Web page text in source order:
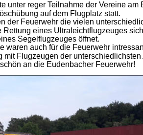
unter reger Teilnahme der Vereine
auf dem Flugplatz statt.
der Feuerwehr die vielen
Rettung eines Ultraleichtflugzeuges
Segelflugzeuges öffnet.
waren auch für die Feuerwehr
mit Flugzeugen der unterschiedlichsten
an die Eudenbacher Feuerwehr!